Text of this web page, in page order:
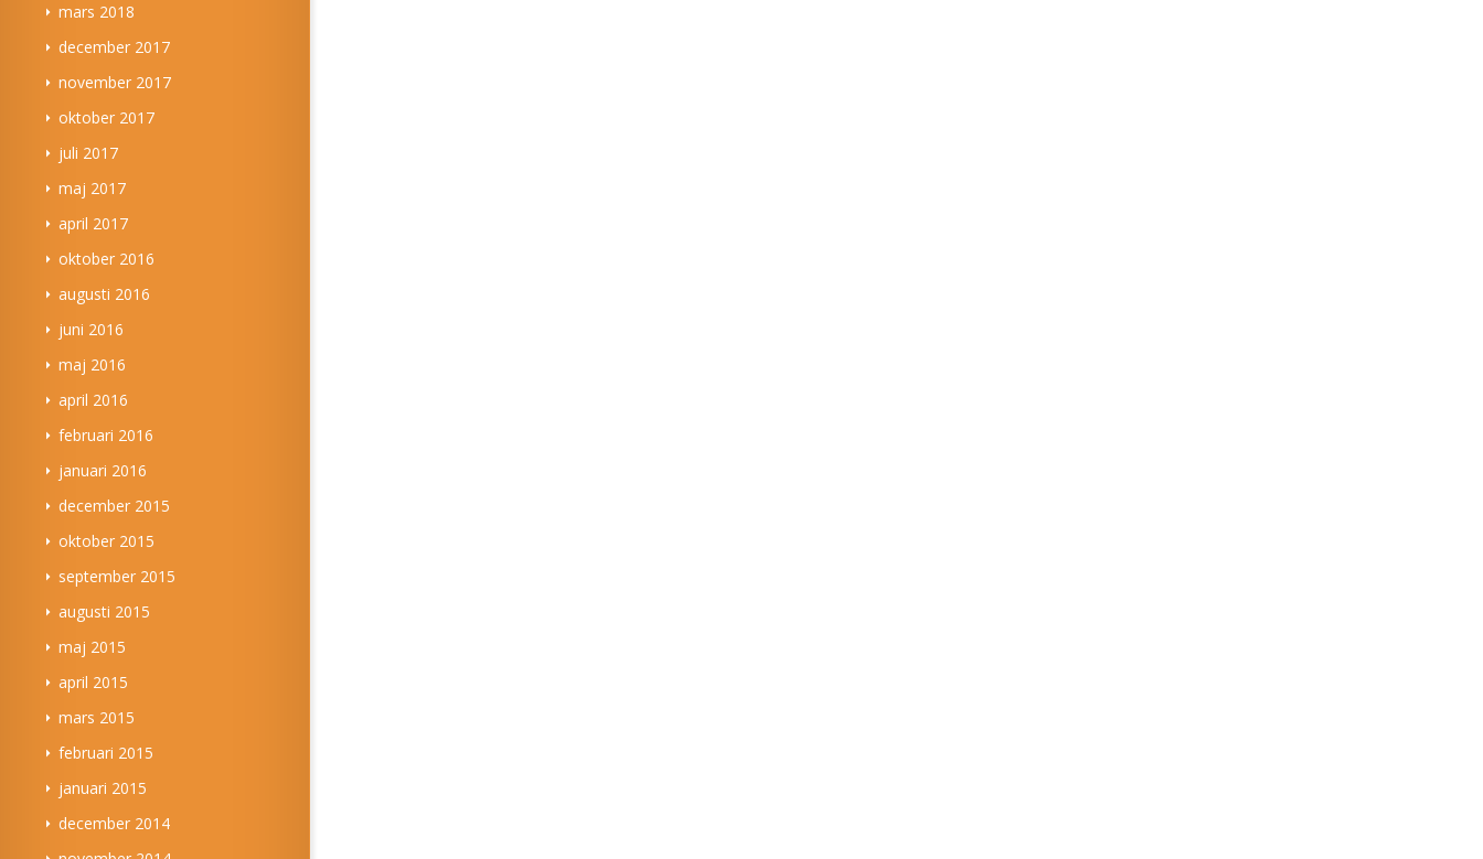
mars 2018
december 2017
november 2017
oktober 2017
juli 2017
maj 2017
april 2017
oktober 2016
augusti 2016
juni 2016
maj 2016
april 2016
februari 2016
januari 2016
december 2015
oktober 2015
september 2015
augusti 2015
maj 2015
april 2015
mars 2015
februari 2015
januari 2015
december 2014